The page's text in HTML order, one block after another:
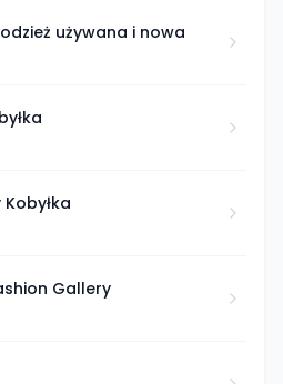
używana i nowa
Gallery